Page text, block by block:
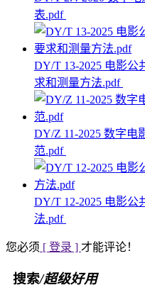
表.pdf
DY/T 13-2025 电影
求和测量方法.pdf
DY/Z 11-2025 数字电
范.pdf
DY/T 12-2025 电影公
法.pdf
您必须 [ 登录 ] 才能评论！
搜索/超级好用